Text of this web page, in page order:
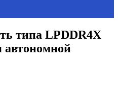
типа LPDDR4X
автономной